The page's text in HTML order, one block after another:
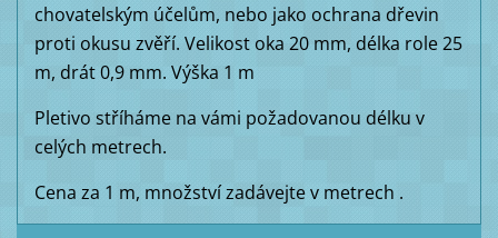
chovatelským účelům, nebo jako ochrana dřevin
proti okusu zvěří. Velikost oka 20 mm, délka role 25
m, drát 0,9 mm. Výška 1 m
Pletivo stříháme na vámi požadovanou délku v
celých metrech.
Cena za 1 m, množství zadávejte v metrech .